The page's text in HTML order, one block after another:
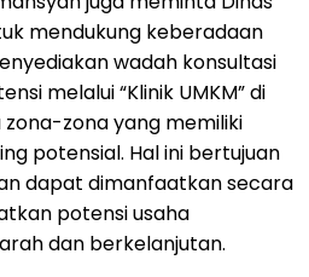
mendukung keberadaan
wadah konsultasi
melalui “Klinik UMKM” di
zona yang memiliki
potensial. Hal ini bertujuan
dapat dimanfaatkan secara
potensi usaha
dan berkelanjutan.